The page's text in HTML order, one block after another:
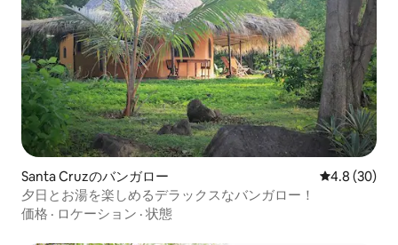
Santa Cruzのバンガロー レビュー30
4.8 (30)
夕日とお湯を楽しめるデラックスなバンガロー！
価格 · ロケーション · 状態